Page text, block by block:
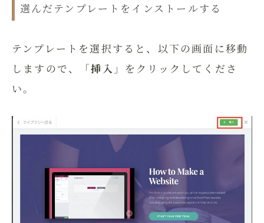
選んだテンプレートをインストールする
テンプレートを選択すると、以下の画面に移動
しますので、「挿入 」をクリックしてくださ
い。